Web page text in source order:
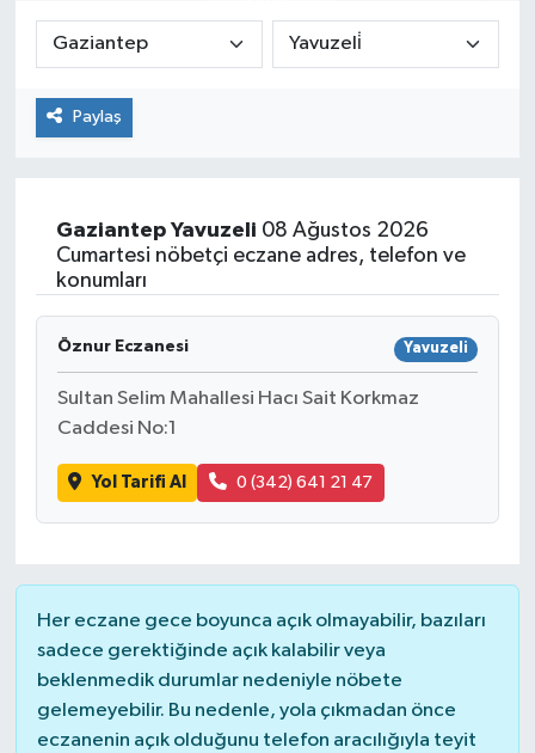
Paylaş
Gaziantep Yavuzeli 08 Ağustos 2026
Cumartesi nöbetçi eczane adres, telefon ve
konumları
Öznur Eczanesi Yavuzeli
Sultan Selim Mahallesi Hacı Sait Korkmaz
Caddesi No:1
Yol Tarifi Al 0 (342) 641 21 47
Her eczane gece boyunca açık olmayabilir, bazıları
sadece gerektiğinde açık kalabilir veya
beklenmedik durumlar nedeniyle nöbete
gelemeyebilir. Bu nedenle, yola çıkmadan önce
eczanenin açık olduğunu telefon aracılığıyla teyit
ÇEVRE
İLÇELER
KÜLTÜR
TURİZM
MAGAZİN
VEFAT
BİLİM&TEKNOLOJİ
BÖLGE
TÜRKİYE
DÜNYA